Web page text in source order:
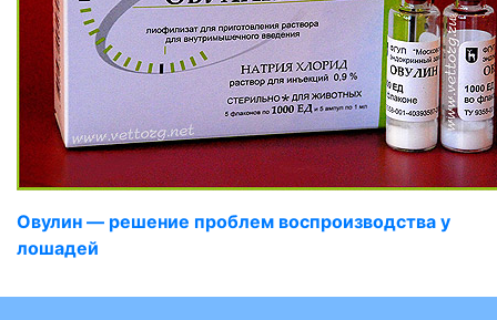
Овулин — решение проблем воспроизводства у
лошадей